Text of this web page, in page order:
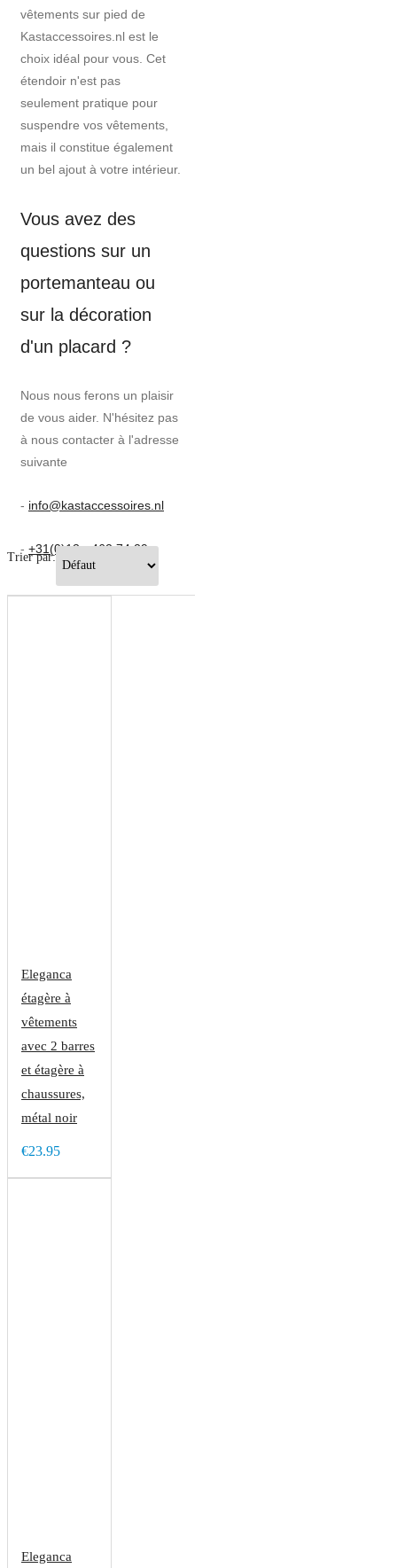
vêtements sur pied de
Kastaccessoires.nl est le
choix idéal pour vous. Cet
étendoir n'est pas
seulement pratique pour
suspendre vos vêtements,
mais il constitue également
un bel ajout à votre intérieur.
Vous avez des
questions sur un
portemanteau ou
sur la décoration
d'un placard ?
Nous nous ferons un plaisir
de vous aider. N'hésitez pas
à nous contacter à l'adresse
suivante
- info@kastaccessoires.nl
- +31(0)13 - 462 74 29
Trier par:
Eleganca
étagère à
vêtements
avec 2 barres
et étagère à
chaussures,
métal noir
€23.95
Eleganca